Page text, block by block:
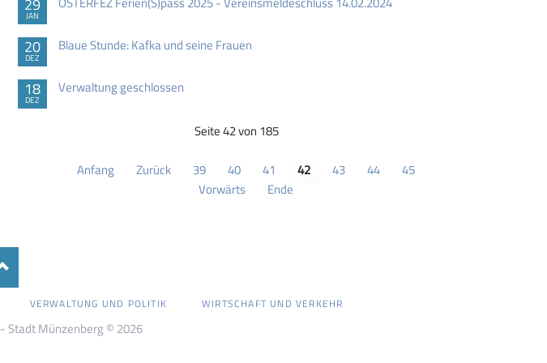
JAN
20
DEZ
Blaue Stunde: Kafka und seine Frauen
18
DEZ
Verwaltung geschlossen
Seite 42 von 185
Anfang Zurück 39 40 41 42 43 44
45
Vorwärts
Ende
VERWALTUNG UND POLITIK WIRTSCHAFT UND VERKEHR
- Stadt Münzenberg © 2026